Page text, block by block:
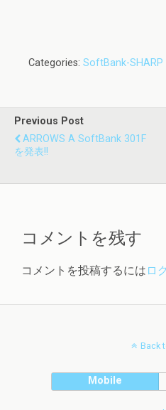
Categories: SoftBank-SHARP
Previous Post
ARROWS A SoftBank 301F
を発表!!
コメントを残す
コメントを投稿するには ロ
Back
Mobile